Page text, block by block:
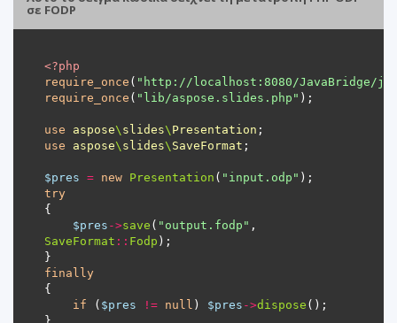
σε FODP
<?php
require_once ( "http://localhost:8080/JavaBridge/
require_once ( "lib/aspose.slides.php"
use aspose\ slides\ Presentation
use
aspose\ slides\ SaveFormat
$pres = new Presentation ( "input.odp"
try
$pres ->save ( "output.fodp"
SaveFormat :: Fodp
finally
if ( $pres != null ) $pres ->dispose